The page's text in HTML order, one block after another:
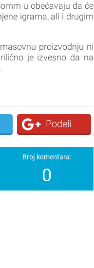
u obećavaju da će
igrama, ali i drugim
proizvodnju ni
je izvesno da na
Podeli
Broj komentara:
0